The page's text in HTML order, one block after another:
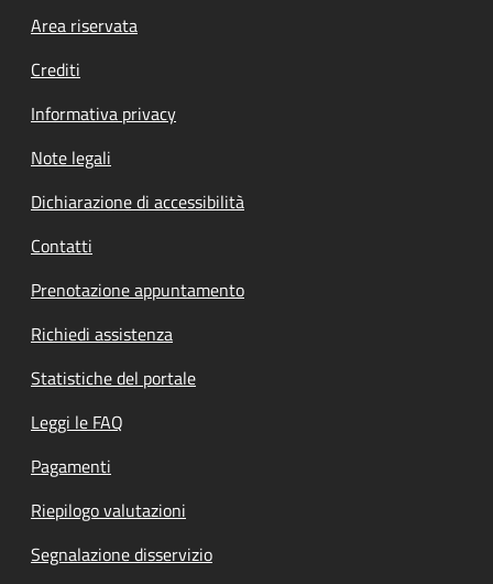
Footer menu
Area riservata
Crediti
Informativa privacy
Note legali
Dichiarazione di accessibilità
Contatti
Prenotazione appuntamento
Richiedi assistenza
Statistiche del portale
Leggi le FAQ
Pagamenti
Riepilogo valutazioni
Segnalazione disservizio